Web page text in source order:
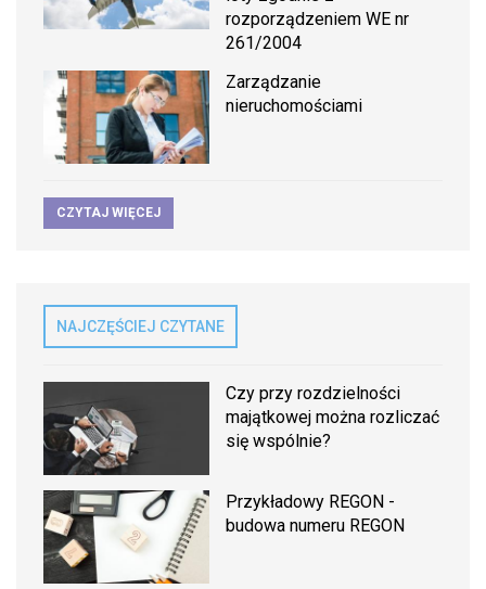
rozporządzeniem WE nr
261/2004
Zarządzanie
nieruchomościami
CZYTAJ WIĘCEJ
NAJCZĘŚCIEJ CZYTANE
Czy przy rozdzielności
majątkowej można rozliczać
się wspólnie?
Przykładowy REGON -
budowa numeru REGON